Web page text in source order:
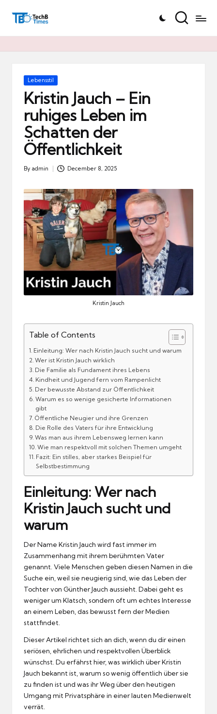
T
h
Posted
Lebensstil
Kristin Jauch – Ein
ruhiges Leben im
Schatten der
Öffentlichkeit
Posted
By admin December 8, 2025
Kristin Jauch
Table of Contents
Einleitung: Wer nach Kristin Jauch sucht und warum
Wer ist Kristin Jauch wirklich
Die Familie als Fundament ihres Lebens
Kindheit und Jugend fern vom Rampenlicht
Der bewusste Abstand zur Öffentlichkeit
Warum es so wenige gesicherte Informationen
gibt
Öffentliche Neugier und ihre Grenzen
Die Rolle des Vaters für ihre Entwicklung
Was man aus ihrem Lebensweg lernen kann
Wie man respektvoll mit solchen Themen umgeht
Fazit: Ein stilles, aber starkes Beispiel für
Selbstbestimmung
Einleitung: Wer nach
Kristin Jauch sucht und
warum
Der Name Kristin Jauch wird fast immer im
Zusammenhang mit ihrem berühmten Vater
genannt. Viele Menschen geben diesen Namen in die
Suche ein, weil sie neugierig sind, wie das Leben der
Tochter von Günther Jauch aussieht. Dabei geht es
weniger um Klatsch, sondern oft um echtes Interesse
an einem Leben, das bewusst fern der Medien
stattfindet.
Dieser Artikel richtet sich an dich, wenn du dir einen
seriösen, ehrlichen und respektvollen Überblick
wünschst. Du erfährst hier, was wirklich über Kristin
Jauch bekannt ist, warum so wenig öffentlich über sie
zu finden ist und was ihr Weg über den heutigen
Umgang mit Privatsphäre in einer lauten Medienwelt
verrät.